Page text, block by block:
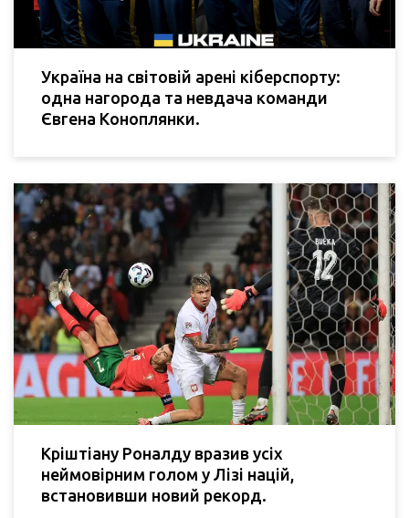
Україна на світовій арені кіберспорту:
одна нагорода та невдача команди
Євгена Коноплянки.
Кріштіану Роналду вразив усіх
неймовірним голом у Лізі націй,
встановивши новий рекорд.